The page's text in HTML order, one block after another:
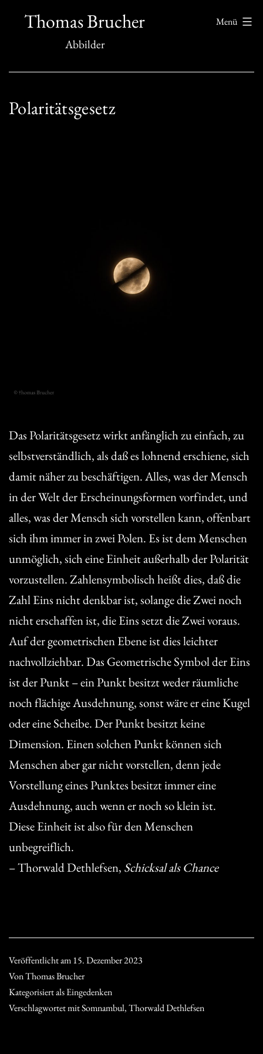
InhaltThomas Brucher
Abbilder
Menü
Polaritätsgesetz
Das Polaritätsgesetz wirkt anfänglich zu einfach, zu
selbstverständlich, als daß es lohnend erschiene, sich
damit näher zu beschäftigen. Alles, was der Mensch
in der Welt der Erscheinungsformen vorfindet, und
alles, was der Mensch sich vorstellen kann, offenbart
sich ihm immer in zwei Polen. Es ist dem Menschen
unmöglich, sich eine Einheit außerhalb der Polarität
vorzustellen. Zahlensymbolisch heißt dies, daß die
Zahl Eins nicht denkbar ist, solange die Zwei noch
nicht erschaffen ist, die Eins setzt die Zwei voraus.
Auf der geometrischen Ebene ist dies leichter
nachvollziehbar. Das Geometrische Symbol der Eins
ist der Punkt – ein Punkt besitzt weder räumliche
noch flächige Ausdehnung, sonst wäre er eine Kugel
oder eine Scheibe. Der Punkt besitzt keine
Dimension. Einen solchen Punkt können sich
Menschen aber gar nicht vorstellen, denn jede
Vorstellung eines Punktes besitzt immer eine
Ausdehnung, auch wenn er noch so klein ist.
Diese Einheit ist also für den Menschen
unbegreiflich.
– Thorwald Dethlefsen, Schicksal als Chance
Veröffentlicht am15. Dezember 2023
VonThomas Brucher
Kategorisiert alsEingedenken
Verschlagwortet mitSomnambul,Thorwald Dethlefsen